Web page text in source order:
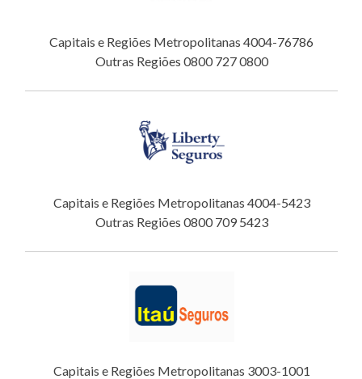
Capitais e Regiões Metropolitanas 4004-76786
Outras Regiões 0800 727 0800
Capitais e Regiões Metropolitanas 4004-5423
Outras Regiões 0800 709 5423
Capitais e Regiões Metropolitanas 3003-1001